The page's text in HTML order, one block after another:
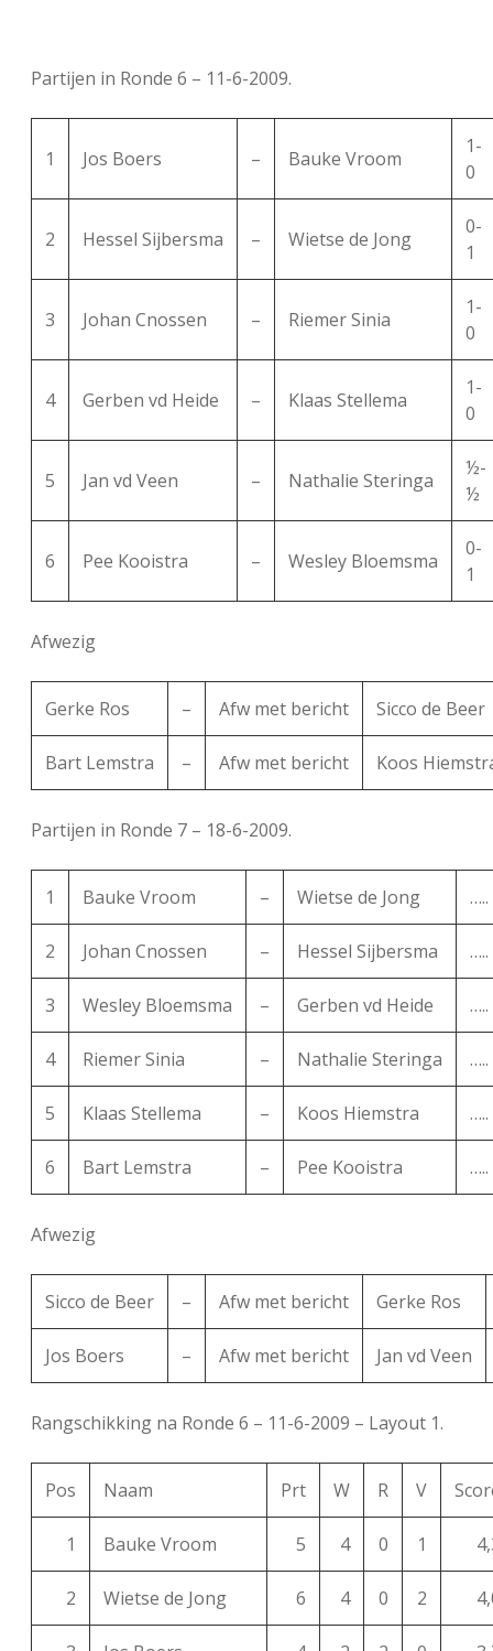
Partijen in Ronde 6 – 11-6-2009.
1 Jos Boers – Bauke Vroom
1-
0
2 Hessel Sijbersma – Wietse de Jong
0-
1
3 Johan Cnossen – Riemer Sinia
1-
0
4 Gerben vd Heide – Klaas Stellema
1-
0
5 Jan vd Veen – Nathalie Steringa
½-
½
6 Pee Kooistra – Wesley Bloemsma
0-
1
Afwezig
Gerke Ros – Afw met bericht Sicco de Beer
Bart Lemstra – Afw met bericht Koos
Partijen in Ronde 7 – 18-6-2009.
1 Bauke Vroom – Wietse de Jong …..
2 Johan Cnossen – Hessel Sijbersma …..
3 Wesley Bloemsma – Gerben vd Heide …..
4 Riemer Sinia – Nathalie Steringa …..
5 Klaas Stellema – Koos Hiemstra …..
6 Bart Lemstra – Pee Kooistra …..
Afwezig
Sicco de Beer – Afw met bericht Gerke Ros
Jos Boers – Afw met bericht Jan vd Veen
Rangschikking na Ronde 6 – 11-6-2009 – Layout 1.
Pos Naam Prt W R V
1 Bauke Vroom 5 4 0 1
2 Wietse de Jong 6 4 0 2